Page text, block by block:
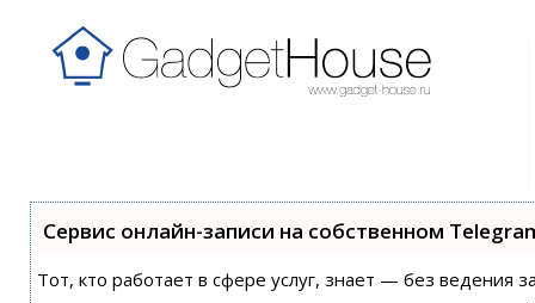
Сервис онлайн-записи на собственном
Тот, кто работает в сфере услуг, знает — без ведения